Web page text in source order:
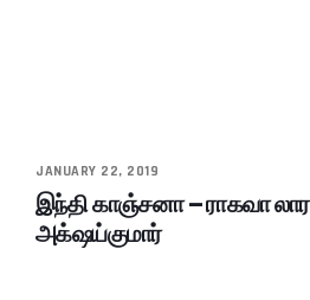
JANUARY 22, 2019
இந்தி காஞ்சனா – ராகவா
அக்‌ஷய்குமார்